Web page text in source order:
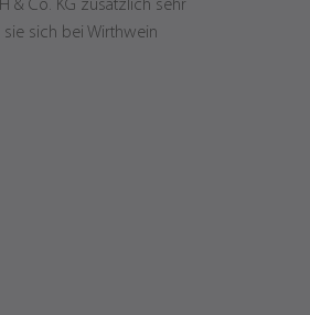
& Co. KG zusätzlich sehr
sich bei Wirthwein